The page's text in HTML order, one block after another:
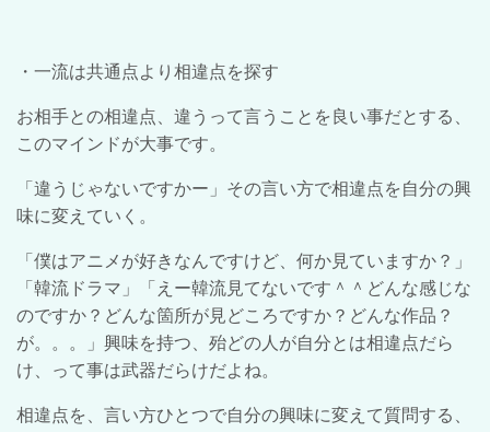
・一流は共通点より相違点を探す
お相手との相違点、違うって言うことを良い事だとする、
このマインドが大事です。
「違うじゃないですかー」その言い方で相違点を自分の興
味に変えていく。
「僕はアニメが好きなんですけど、何か見ていますか？」
「韓流ドラマ」「えー韓流見てないです＾＾どんな感じな
のですか？どんな箇所が見どころですか？どんな作品？
が。。。」興味を持つ、殆どの人が自分とは相違点だら
け、って事は武器だらけだよね。
相違点を、言い方ひとつで自分の興味に変えて質問する、